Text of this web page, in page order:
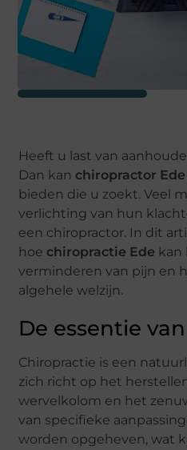
Heeft u last van
Dan kan chiropractor Ede
bieden die u zoekt. Veel
verlichting van hun
een chiropractor. In dit
hoe chiropractie Ede kan
verminderen van pijn en
algehele welzijn.
De essentie
Chiropractie is een
zich richt op het
wervelkolom en het
van specifieke
worden opgeheven, wat